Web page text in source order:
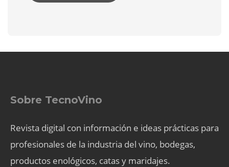
Sobre TecnoVino
Revista digital con información e ideas prácticas para
profesionales de la industria del vino, bodegas,
productos enológicos, catas y maridajes.